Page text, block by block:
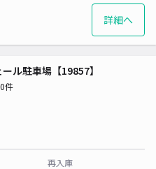
詳細へ
ル駐車場【19857】
件
再入庫